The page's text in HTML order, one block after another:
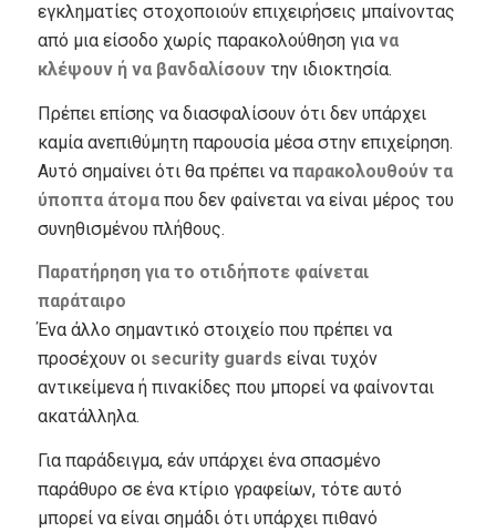
εγκληματίες στοχοποιούν επιχειρήσεις μπαίνοντας
από μια είσοδο χωρίς παρακολούθηση γιανα
κλέψουν ή να βανδαλίσουντην ιδιοκτησία.
Πρέπει επίσης να διασφαλίσουν ότι δεν υπάρχει
καμία ανεπιθύμητη παρουσία μέσα στην επιχείρηση.
Αυτό σημαίνει ότι θα πρέπει να παρακολουθούν τα
ύποπτα άτομαπου δεν φαίνεται να είναι μέρος του
συνηθισμένου πλήθους.
Παρατήρηση για το οτιδήποτε φαίνεται
παράταιρο
Ένα άλλο σημαντικό στοιχείο που πρέπει να
προσέχουν οι security guards είναι τυχόν
αντικείμενα ή πινακίδες που μπορεί να φαίνονται
ακατάλληλα.
Για παράδειγμα, εάν υπάρχει ένα σπασμένο
παράθυρο σε ένα κτίριο γραφείων, τότε αυτό
μπορεί να είναι σημάδι ότι υπάρχει πιθανό